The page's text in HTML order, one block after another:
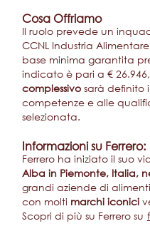
Cosa Offriamo
Il ruolo prevede un
CCNL Industria
base minima garantita
indicato è pari a €
complessivo sarà definito
competenze e alle
selezionata.
Informazioni su Ferrero:
Ferrero ha iniziato il suo
Alba in Piemonte, Italia,
grandi aziende di
con molti marchi iconici
Scopri di più su Ferrero su